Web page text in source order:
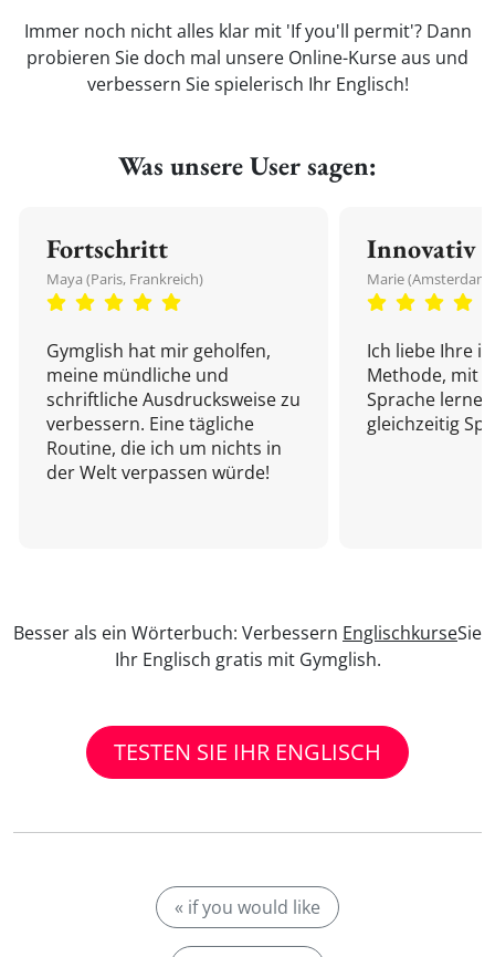
Immer noch nicht alles klar mit 'If you'll permit'? Dann
probieren Sie doch mal unsere Online-Kurse aus und
verbessern Sie spielerisch Ihr Englisch!
Was unsere User sagen:
Fortschritt
Maya (Paris, Frankreich)
Gymglish hat mir geholfen,
meine mündliche und
schriftliche Ausdrucksweise zu
verbessern. Eine tägliche
Routine, die ich um nichts in
der Welt verpassen würde!
Innovativ
Marie
Ich liebe Ihre
Methode, mit
Sprache
gleichzeitig
Besser als ein Wörterbuch: Verbessern EnglischkurseSie
Ihr Englisch gratis mit Gymglish.
TESTEN SIE IHR ENGLISCH
« if you would like